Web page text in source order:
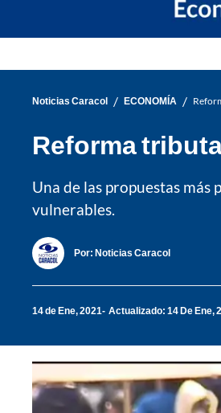
Noticias Caracol / ECONOMÍA /
Reforma
Una de las propuestas
vulnerables.
Por: Noticias Caracol
14 de Ene, 2021 Actualizado: 14 De Ene,